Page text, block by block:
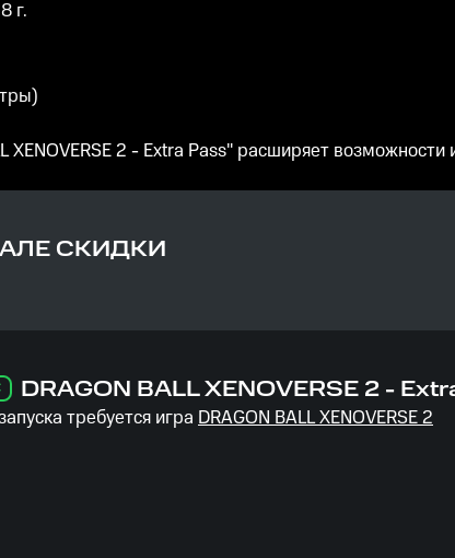
г.
XENOVERSE 2 - Extra Pass" расширяет
СКИДКИ
DRAGON BALL XENOVERSE 2 -
требуется игра DRAGON BALL XENOVERSE 2